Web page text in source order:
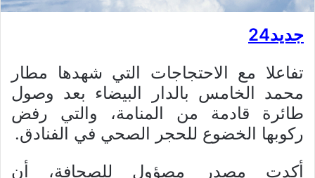
جديد24
تفاعلا مع الاحتجاجات التي شهدها مطار
محمد الخامس بالدار البيضاء بعد وصول
طائرة قادمة من المنامة، والتي رفض
ركوبها الخضوع للحجر الصحي في الفنادق.
أكدت مصدر مصؤول للصحافة، أن